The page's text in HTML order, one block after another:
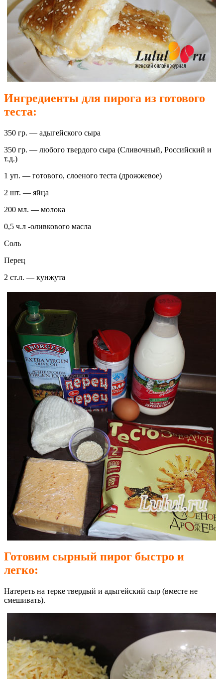
Ингредиенты для пирога из готового
теста:
350 гр. — адыгейского сыра
350 гр. — любого твердого сыра (Сливочный, Российский и
т.д.)
1 уп. — готового, слоеного теста (дрожжевое)
2 шт. — яйца
200 мл. — молока
0,5 ч.л -оливкового масла
Соль
Перец
2 ст.л. — кунжута
Готовим сырный пирог быстро и
легко:
Натереть на терке твердый и адыгейский сыр (вместе не
смешивать).